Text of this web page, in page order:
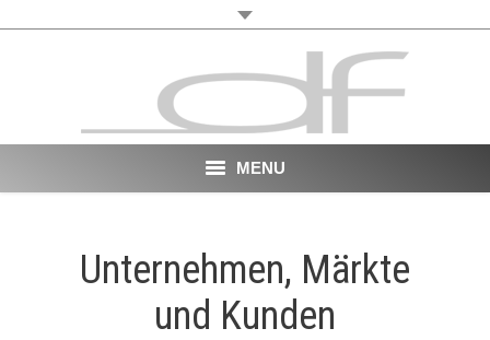
MENU
About
Unternehmen, Märkte
und Kunden